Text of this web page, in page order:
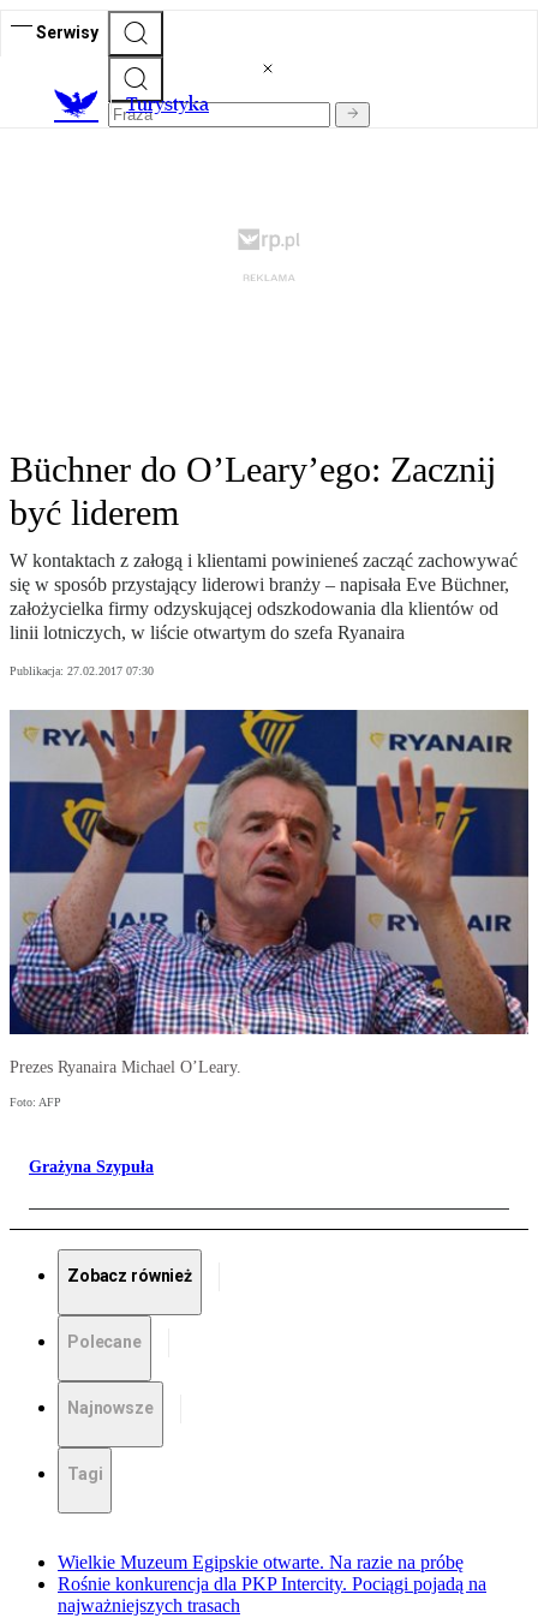
Serwisy
Turystyka
Büchner do O’Leary’ego: Zacznij
być liderem
W kontaktach z załogą i klientami powinieneś zacząć zachowywać
się w sposób przystający liderowi branży – napisała Eve Büchner,
założycielka firmy odzyskującej odszkodowania dla klientów od
linii lotniczych, w liście otwartym do szefa Ryanaira
Publikacja: 27.02.2017 07:30
Prezes Ryanaira Michael O’Leary.
Foto: AFP
Grażyna Szypuła
Zobacz również
Polecane
Najnowsze
Tagi
Wielkie Muzeum Egipskie otwarte. Na razie na próbę
Rośnie konkurencja dla PKP Intercity. Pociągi pojadą na
najważniejszych trasach